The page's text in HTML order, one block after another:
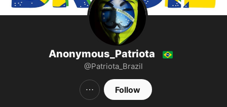
Anonymous_Patriota 🇧🇷
@Patriota_Brazil
Follow